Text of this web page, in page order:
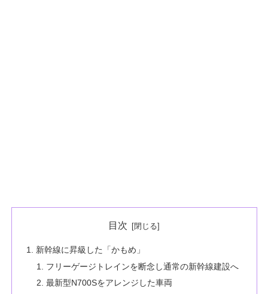
目次
新幹線に昇級した「かもめ」
フリーゲージトレインを断念し通常の新幹線建設へ
最新型N700Sをアレンジした車両